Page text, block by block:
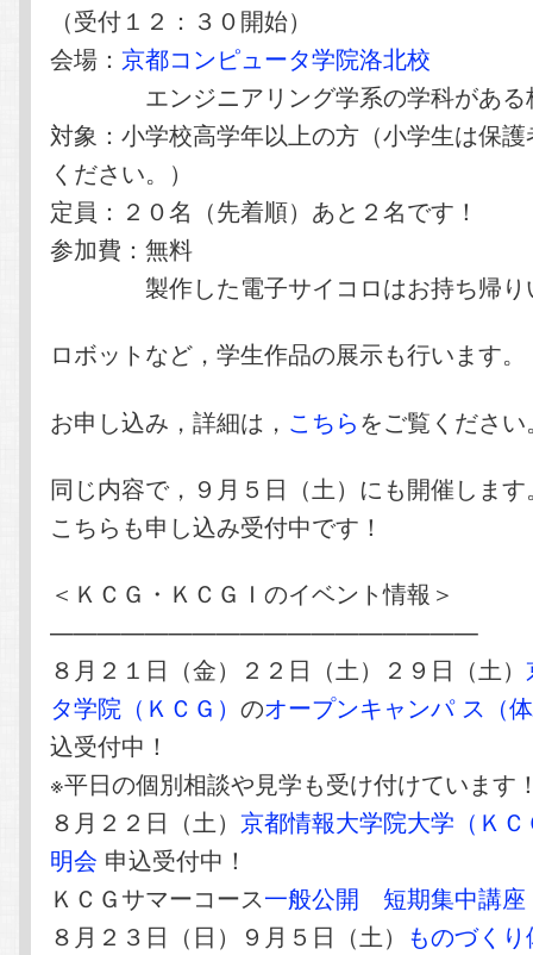
（受付１２：３０開始）
会場： 京都コンピュータ学院洛北校
エンジニアリング学系の学科がある
対象：小学校高学年以上の方（小学生は保
ください。）
定員：２０名（先着順）あと２名です！
参加費：無料
製作した電子サイコロはお持ち帰り
ロボットなど，学生作品の展示も行います。
お申し込み，詳細は， こちらをご覧ください
同じ内容で，９月５日（土）にも開催します
こちらも申し込み受付中です！
＜ＫＣＧ・ＫＣＧＩのイベント情報＞
——————————————————
８月２１日（金）２２日（土）２９日（土）
タ学院（ＫＣＧ）のオープンキャンパ ス（
込受付中！
※平日の個別相談や見学も受け付けています
８月２２日（土） 京都情報大学院大学（Ｋ
明会 申込受付中！
ＫＣＧサマーコース一般公開 短期集中講座
８月２３日（日）９月５日（土） ものづく